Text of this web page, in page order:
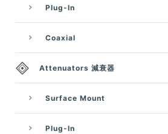
Plug-In
Coaxial
Attenuators 減衰器
Surface Mount
Plug-In